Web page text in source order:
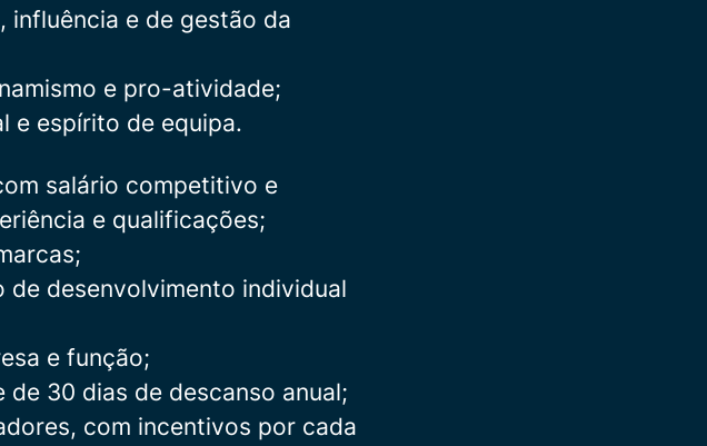
influência e de gestão da
e pro-atividade;
e espírito de equipa.
salário competitivo e
e qualificações;
de desenvolvimento individual
e função;
30 dias de descanso anual;
com incentivos por cada